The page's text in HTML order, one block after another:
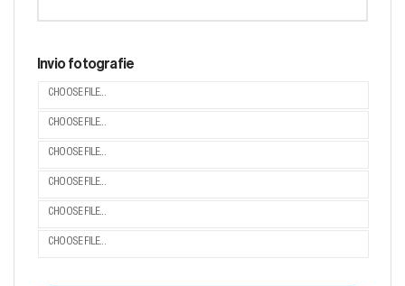
Invio fotografie
CHOOSE FILE...
CHOOSE FILE...
CHOOSE FILE...
CHOOSE FILE...
CHOOSE FILE...
CHOOSE FILE...